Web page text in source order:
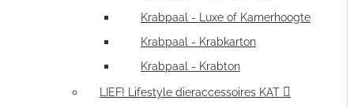
Krabpaal - Luxe of Kamerhoogte
Krabpaal - Krabkarton
Krabpaal - Krabton
LIEF! Lifestyle dieraccessoires KAT